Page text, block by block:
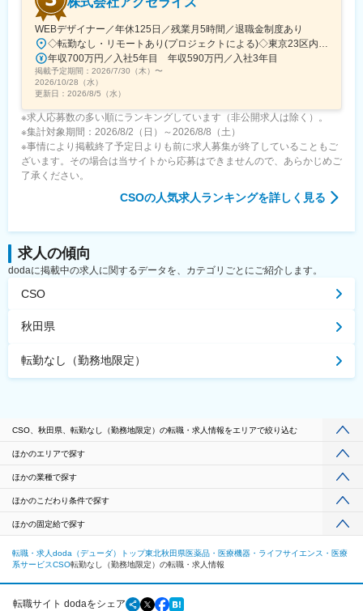
WEBデザイナー／年休125日／残業月5時間／退職金制度あり
◇転勤なし・リモートあり(プロジェクトによる)◇東京23区内を中心としたプロジェクト先▽勤務エリア・東京都内を中心とした一都三県・東京23区内のプロジェクトが中心・プロジェクトによりリモートワークあり・千葉、埼玉、神奈川にも案件あり。強制はなし。■東京本社／東京都千代田区神田小川町1-5-1 神田御幸ビル8F
年収700万円／入社5年目 年収590万円／入社3年目
掲載予定期間： 2026/7/30（木） 〜
2026/10/28（水）
更新日： 2026/8/5（水）
※求人応募数の多い順にランキングしています（非公開求人は除く）。
※集計対象期間：2026/8/2（日）～2026/8/8（土）
※事情により掲載終了予定日よりも前に求人募集が終了していることもご
ざいます。その場合は当サイトから応募はできませんので、あらかじめご
了承ください。
CSOの人気求人ランキングを詳しく見る
求人の傾向
dodaに掲載中の求人に関するデータを、カテゴリごとにご紹介します。
CSO
秋田県
転勤なし（勤務地限定）
CSO、秋田県、転勤なし（勤務地限定）の転職・求人情報をエリアで絞り込む
ほかのエリアで探す
ほかの業種で探す
ほかのこだわり条件で探す
ほかの固定給で探す
転職・求人doda（デューダ）トップ東北秋田県医薬品・医療機器・ライフサイエンス・医療
系サービスCSO転勤なし（勤務地限定）の転職・求人情報
転職サイト dodaをシェア